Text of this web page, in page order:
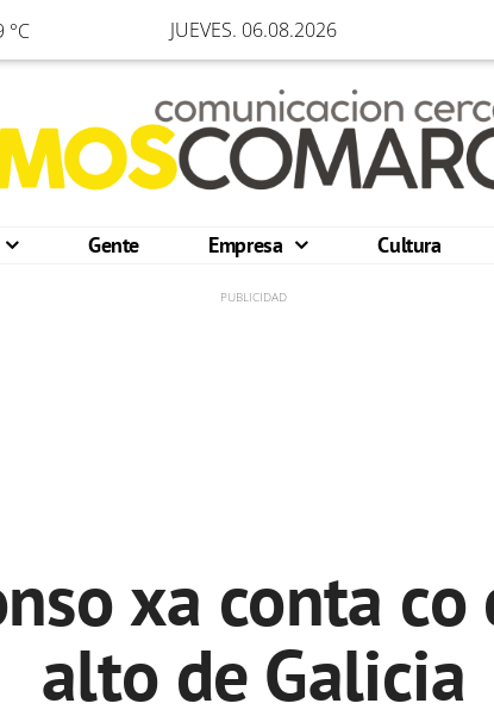
°C JUEVES. 06.08.2026
Gente Empresa Cultura
xa conta
alto de Galicia